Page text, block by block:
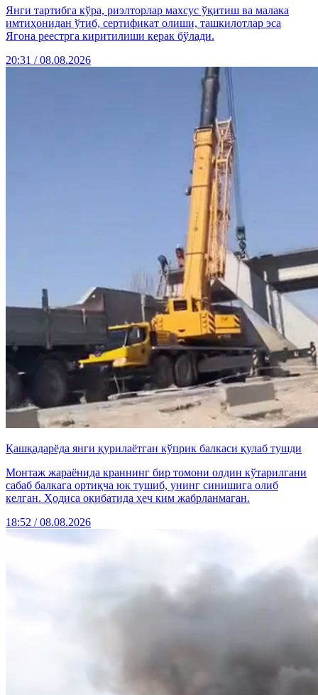
Янги тартибга кўра, риэлторлар махсус ўқитиш ва малака
имтиҳонидан ўтиб, сертификат олиши, ташкилотлар эса
Ягона реестрга киритилиши керак бўлади.
20:31 / 08.08.2026
Қашқадарёда янги қурилаётган кўприк балкаси қулаб тушди
Монтаж жараёнида краннинг бир томони олдин кўтарилгани
сабаб балкага ортиқча юк тушиб, унинг синишига олиб
келган. Ҳодиса оқибатида ҳеч ким жабрланмаган.
18:52 / 08.08.2026